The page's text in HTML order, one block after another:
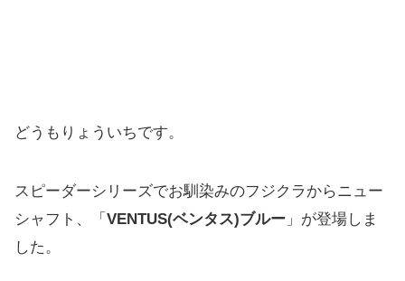
どうもりょういちです。
スピーダーシリーズでお馴染みのフジクラからニュー
シャフト、「 VENTUS(ベンタス)ブルー 」が登場しま
した。